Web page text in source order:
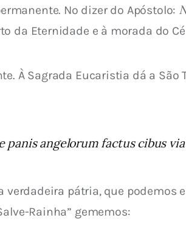
No dizer do Apóstolo:
da Eternidade e à morada do
À Sagrada Eucaristia dá a São
panis angelorum factus cibus
pátria, que podemos
Rainha” gememos: